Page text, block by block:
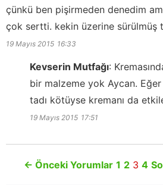
çünkü ben pişirmeden denedim
çok sertti. kekin üzerine sürülmüş
19 Mayıs 2015 16:33
Kevserin Mutfağı:
bir malzeme yok Aycan. Eğer
tadı kötüyse kremanı da
19 Mayıs 2015 17:51
← Önceki Yorumlar 1 2 3 4